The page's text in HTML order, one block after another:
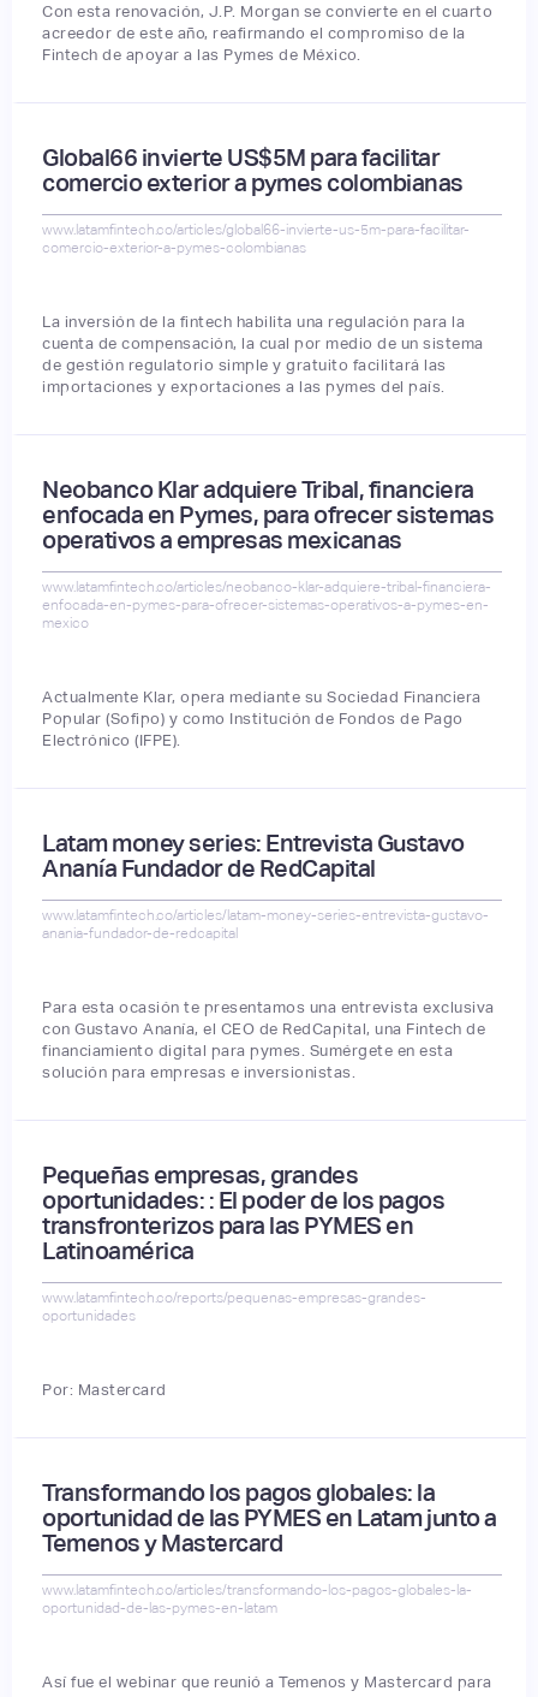
Con esta renovación, J.P. Morgan se convierte en el cuarto
acreedor de este año, reafirmando el compromiso de la
Fintech de apoyar a las Pymes de México.
Global66 invierte US$5M para facilitar
comercio exterior a pymes colombianas
www.latamfintech.co/articles/global66-invierte-us-5m-para-facilitar-
comercio-exterior-a-pymes-colombianas
La inversión de la fintech habilita una regulación para la
cuenta de compensación, la cual por medio de un sistema
de gestión regulatorio simple y gratuito facilitará las
importaciones y exportaciones a las pymes del país.
Neobanco Klar adquiere Tribal, financiera
enfocada en Pymes, para ofrecer sistemas
operativos a empresas mexicanas
www.latamfintech.co/articles/neobanco-klar-adquiere-tribal-financiera-
enfocada-en-pymes-para-ofrecer-sistemas-operativos-a-pymes-en-
mexico
Actualmente Klar, opera mediante su Sociedad Financiera
Popular (Sofipo) y como Institución de Fondos de Pago
Electrónico (IFPE).
Latam money series: Entrevista Gustavo
Ananía Fundador de RedCapital
www.latamfintech.co/articles/latam-money-series-entrevista-gustavo-
anania-fundador-de-redcapital
Para esta ocasión te presentamos una entrevista exclusiva
con Gustavo Ananía, el CEO de RedCapital, una Fintech de
financiamiento digital para pymes. Sumérgete en esta
solución para empresas e inversionistas.
Pequeñas empresas, grandes
oportunidades: : El poder de los pagos
transfronterizos para las PYMES en
Latinoamérica
www.latamfintech.co/reports/pequenas-empresas-grandes-
oportunidades
Por: Mastercard
Transformando los pagos globales: la
oportunidad de las PYMES en Latam junto a
Temenos y Mastercard
www.latamfintech.co/articles/transformando-los-pagos-globales-la-
oportunidad-de-las-pymes-en-latam
Así fue el webinar que reunió a Temenos y Mastercard para